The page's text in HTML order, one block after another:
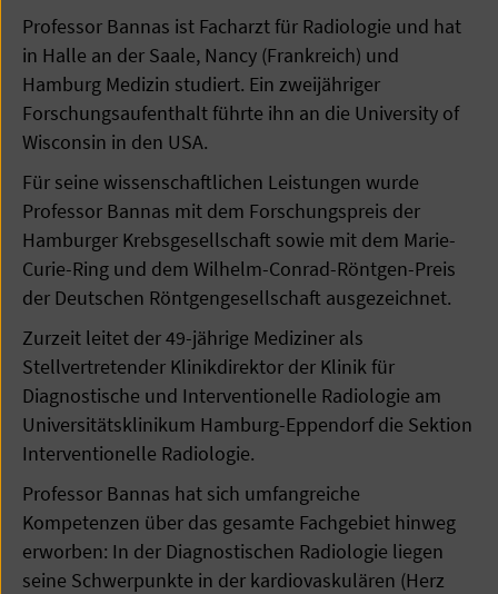
Professor Bannas ist Facharzt für Radiologie und hat
in Halle an der Saale, Nancy (Frankreich) und
Hamburg Medizin studiert. Ein zweijähriger
Forschungsaufenthalt führte ihn an die University of
Wisconsin in den USA.
Für seine wissenschaftlichen Leistungen wurde
Professor Bannas mit dem Forschungspreis der
Hamburger Krebsgesellschaft sowie mit dem Marie-
Curie-Ring und dem Wilhelm-Conrad-Röntgen-Preis
der Deutschen Röntgengesellschaft ausgezeichnet.
Zurzeit leitet der 49-jährige Mediziner als
Stellvertretender Klinikdirektor der Klinik für
Diagnostische und Interventionelle Radiologie am
Universitätsklinikum Hamburg-Eppendorf die Sektion
Interventionelle Radiologie.
Professor Bannas hat sich umfangreiche
Kompetenzen über das gesamte Fachgebiet hinweg
erworben: In der Diagnostischen Radiologie liegen
seine Schwerpunkte in der kardiovaskulären (Herz